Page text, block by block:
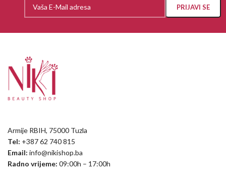
Armije RBIH, 75000 Tuzla
Tel: +387 62 740 815
Email: info@nikishop.ba
Radno vrijeme: 09:00h – 17:00h